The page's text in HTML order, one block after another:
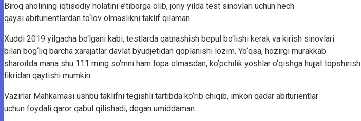
Biroq aholining iqtisodiy holatini e’tiborga olib, joriy yilda test sinovlari uchun hech
qaysi abiturientlardan to‘lov olmaslikni taklif qilaman.
Xuddi 2019 yilgacha bo‘lgani kabi, testlarda qatnashish bepul bo‘lishi kerak va kirish sinovlari
bilan bog‘liq barcha xarajatlar davlat byudjetidan qoplanishi lozim. Yo‘qsa, hozirgi murakkab
sharoitda mana shu 111 ming so‘mni ham topa olmasdan, ko‘pchilik yoshlar o‘qishga hujjat topshirish
fikridan qaytishi mumkin.
Vazirlar Mahkamasi ushbu taklifni tegishli tartibda ko‘rib chiqib, imkon qadar abiturientlar
uchun foydali qaror qabul qilishadi, degan umiddaman.